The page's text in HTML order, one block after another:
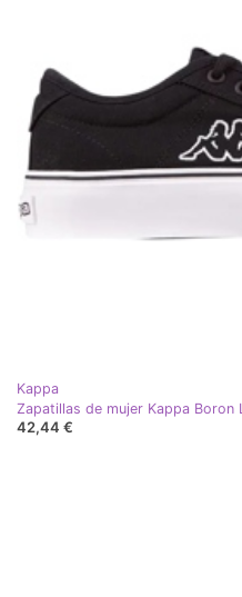
Kappa
Zapatillas de mujer Kappa Boron
42,44 €